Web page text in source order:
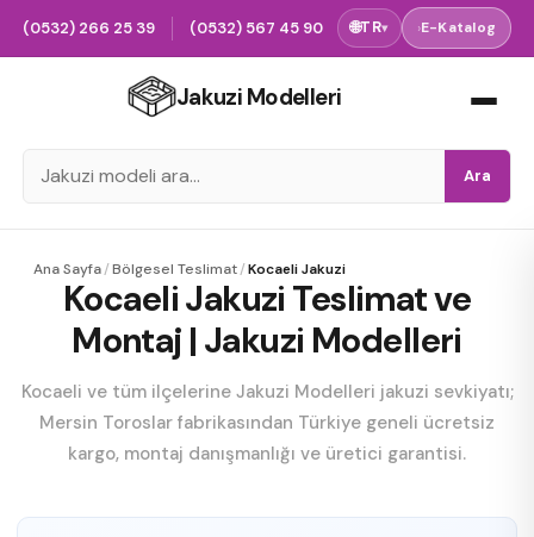
(0532) 266 25 39 (0532) 567 45 90 🌐TR▾ ›E-Katalog
Jakuzi Modelleri
Ara
Ana Sayfa/Bölgesel Teslimat/Kocaeli Jakuzi
Kocaeli Jakuzi Teslimat ve
Montaj | Jakuzi Modelleri
Kocaeli ve tüm ilçelerine Jakuzi Modelleri jakuzi sevkiyatı;
Mersin Toroslar fabrikasından Türkiye geneli ücretsiz
kargo, montaj danışmanlığı ve üretici garantisi.